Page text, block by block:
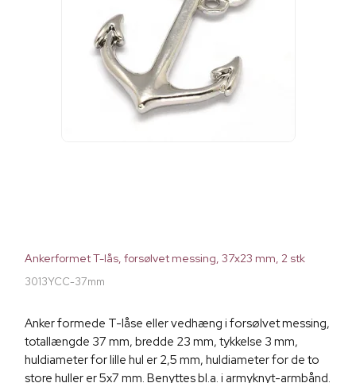
Ankerformet T-lås, forsølvet messing, 37x23 mm, 2 stk
3013YCC-37mm
Anker formede T-låse eller vedhæng i forsølvet messing,
totallængde 37 mm, bredde 23 mm, tykkelse 3 mm,
huldiameter for lille hul er 2,5 mm, huldiameter for de to
store huller er 5x7 mm. Benyttes bl.a. i armyknyt-armbånd.